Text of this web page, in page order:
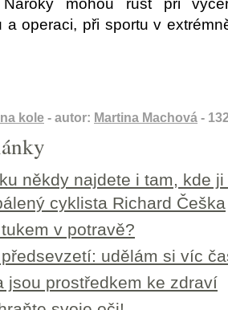
mohou růst při
a operaci, při sportu v
kole - autor: Martina Machová -
někdy najdete i tam, kde
cyklista Richard Češka
v potravě?
udělám si víc
jsou prostředkem ke zdraví